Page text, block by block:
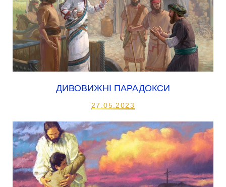
ДИВОВИЖНІ ПАРАДОКСИ
27.05.2023